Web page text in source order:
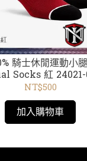
騎士休閒運動小
Socks 紅
NT$500
加入購物車